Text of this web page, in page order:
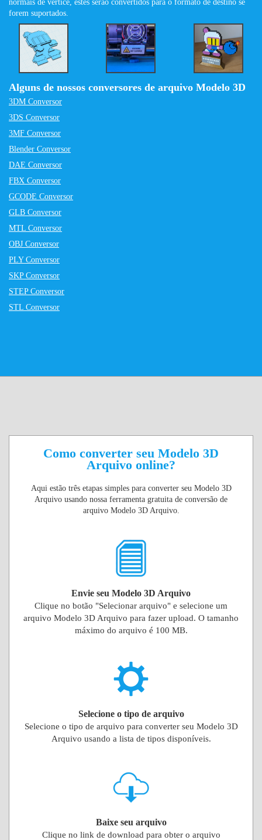
normais de vértice, estes serão convertidos para o formato de destino se
forem suportados.
Alguns de nossos conversores de arquivo Modelo 3D
3DM Conversor
3DS Conversor
3MF Conversor
Blender Conversor
DAE Conversor
FBX Conversor
GCODE Conversor
GLB Conversor
MTL Conversor
OBJ Conversor
PLY Conversor
SKP Conversor
STEP Conversor
STL Conversor
Como converter seu Modelo 3D
Arquivo online?
Aqui estão três etapas simples para converter seu Modelo 3D
Arquivo usando nossa ferramenta gratuita de conversão de
arquivo Modelo 3D Arquivo.
Envie seu Modelo 3D Arquivo
Clique no botão "Selecionar arquivo" e selecione um
arquivo Modelo 3D Arquivo para fazer upload. O tamanho
máximo do arquivo é 100 MB.
Selecione o tipo de arquivo
Selecione o tipo de arquivo para converter seu Modelo 3D
Arquivo usando a lista de tipos disponíveis.
Baixe seu arquivo
Clique no link de download para obter o arquivo